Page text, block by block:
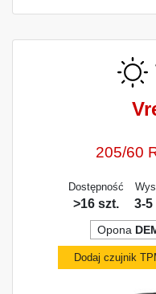
205/60
Dostępność
>16 szt. 3-
Opona
Dodaj czujnik